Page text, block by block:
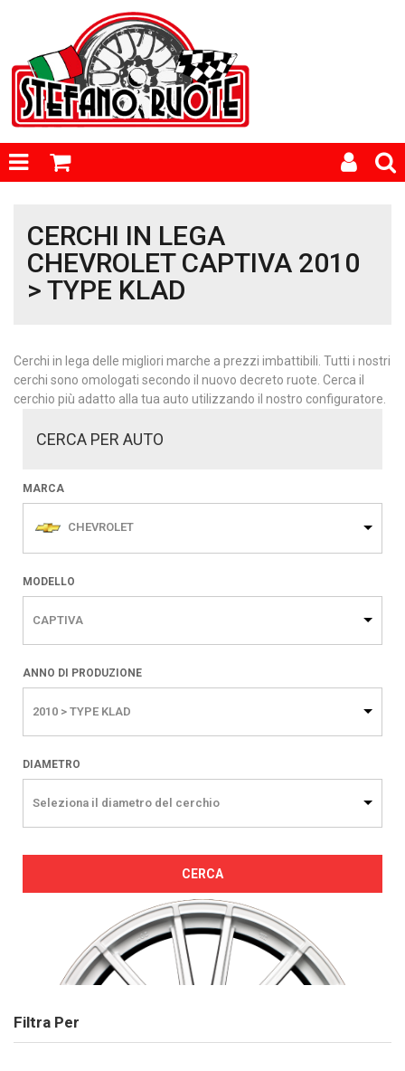
CERCHI IN LEGA
CHEVROLET CAPTIVA 2010
> TYPE KLAD
Cerchi in lega delle migliori marche a prezzi imbattibili. Tutti i nostri
cerchi sono omologati secondo il nuovo decreto ruote. Cerca il
cerchio più adatto alla tua auto utilizzando il nostro configuratore.
CERCA PER AUTO
MARCA
CHEVROLET
MODELLO
CAPTIVA
ANNO DI PRODUZIONE
2010 > TYPE KLAD
DIAMETRO
Seleziona il diametro del cerchio
CERCA
Filtra Per